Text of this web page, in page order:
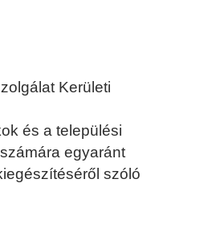
Kerületi
és a települési
egyaránt
szóló